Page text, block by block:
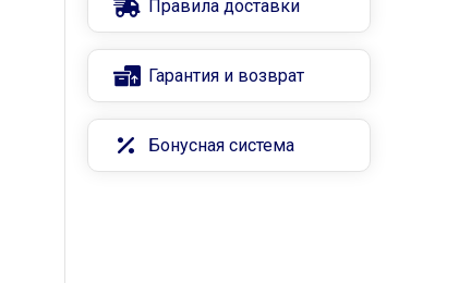
Правила доставки
Гарантия и возврат
Бонусная система